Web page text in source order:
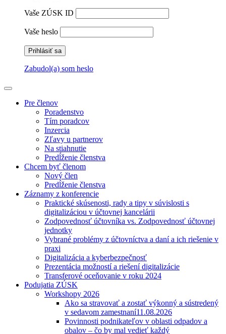
Vaše ZÚSK ID
Vaše heslo
Zabudol(a) som heslo
Pre členov
Poradenstvo
Tím poradcov
Inzercia
Zľavy u partnerov
Na stiahnutie
Predĺženie členstva
Chcem byť členom
Nový člen
Predĺženie členstva
Záznamy z konferencie
Praktické skúsenosti, rady a tipy v súvislosti s
digitalizáciou v účtovnej kancelárii
Zodpovednosť účtovníka vs. Zodpovednosť účtovnej
jednotky
Vybrané problémy z účtovníctva a daní a ich riešenie v
praxi
Digitalizácia a kyberbezpečnosť
Prezentácia možností a riešení digitalizácie
Transferové oceňovanie v roku 2024
Podujatia ZÚSK
Workshopy 2026
Ako sa stravovať a zostať výkonný a sústredený
v sedavom zamestnaní11.08.2026
Povinnosti podnikateľov v oblasti odpadov a
obalov – čo by mal vedieť každý